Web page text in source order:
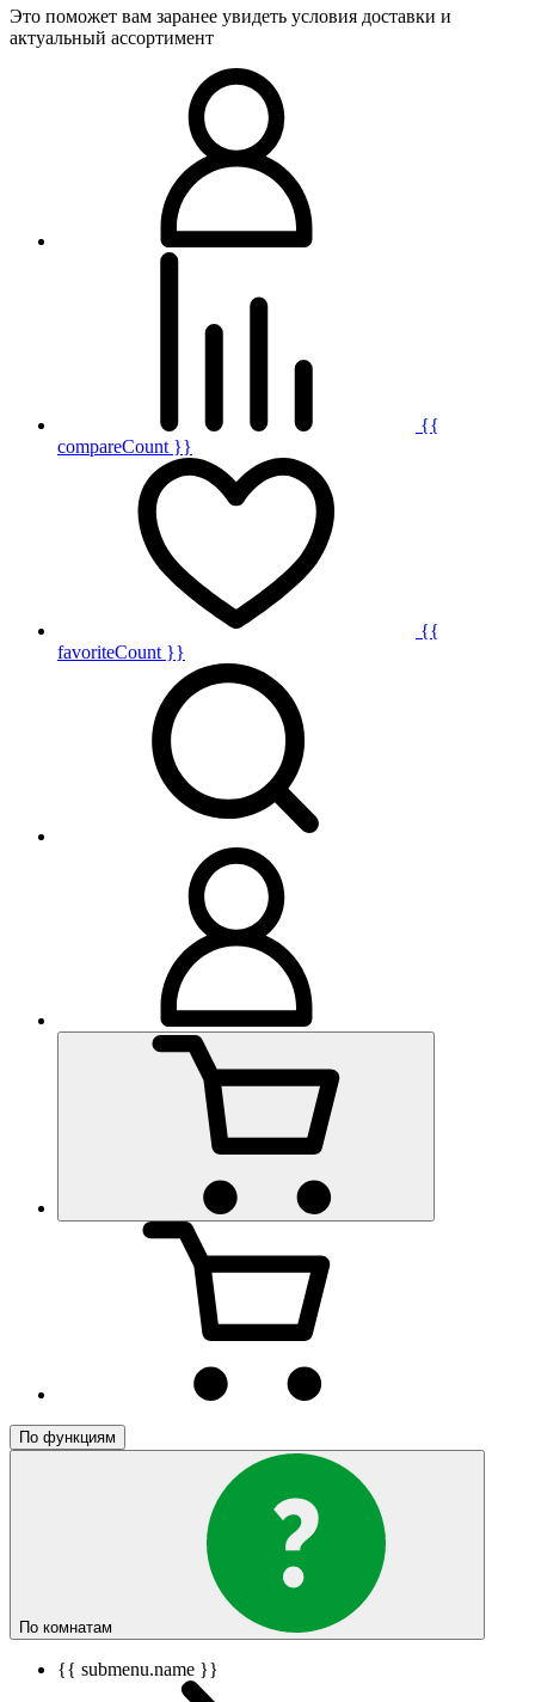
Это поможет вам заранее увидеть условия доставки и
актуальный ассортимент
{{
compareCount }}
{{
favoriteCount }}
По функциям
По комнатам
{{ submenu.name }}